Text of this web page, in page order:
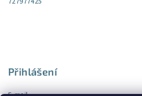
Přihlášení